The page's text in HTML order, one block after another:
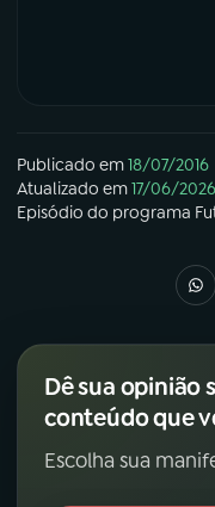
YouTube
Instagram
Publicado em18/07/2016
Atualizado em17/06/2026
Episódio do programa
Dê sua opinião
conteúdo que
Escolha sua